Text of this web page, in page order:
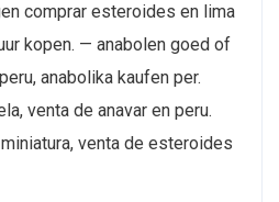
comprar esteroides en lima
kopen. — anabolen goed of
anabolika kaufen per.
venta de anavar en peru.
venta de esteroides